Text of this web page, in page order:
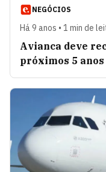
NEGÓCIOS
Há 9 anos • 1 min de
Avianca deve
próximos 5 anos